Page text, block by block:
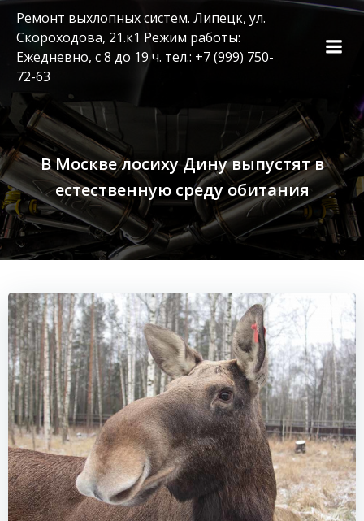
Перейти
к
содержимому
Ремонт выхлопных систем. Липецк, ул.
Скороходова, 21.к1 Режим работы:
Ежедневно, с 8 до 19 ч. тел.: +7 (999) 750-
72-63
В Москве лосиху Дину выпустят в
естественную среду обитания